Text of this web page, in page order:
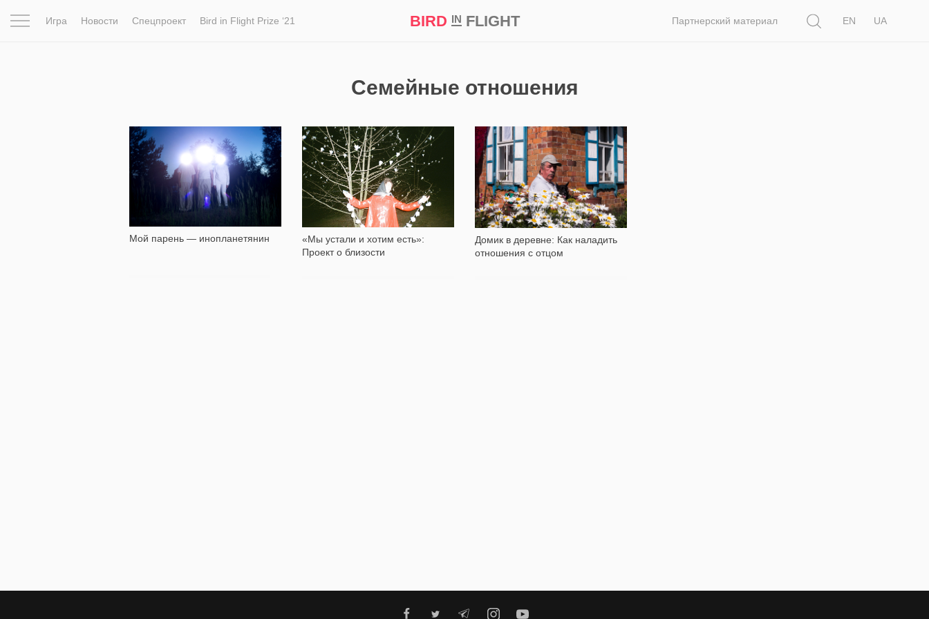
Игра Новости Спецпроект Bird in Flight Prize ‘21 BIRD INFLIGHT Партнерский материал
EN
UA
Семейные отношения
Мой парень — инопланетянин
3 922
«Мы устали и хотим есть»:
Проект о близости
3 069
Домик в деревне: Как наладить
отношения с отцом
3 309